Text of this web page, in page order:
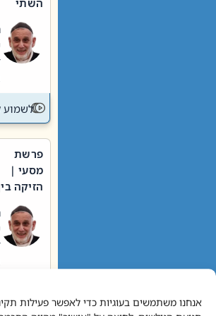
אנחנו משתמשים בעוגיות כדי לאפשר פעילות
וערב של
חיינו
לשמוע
פרשת
מסעי |
הזיקה בין
הגדול לעם
לשמוע